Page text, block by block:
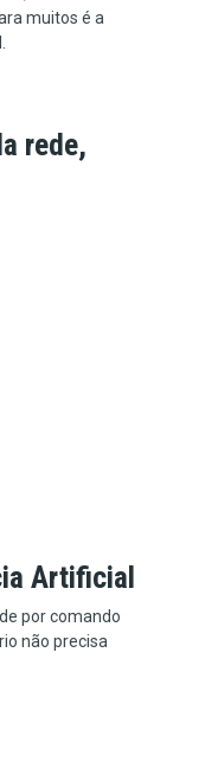
muitos é a
rede,
Artificial
por comando
não precisa